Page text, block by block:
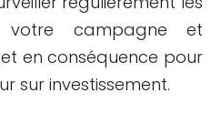
votre campagne et
en conséquence pour
sur investissement.